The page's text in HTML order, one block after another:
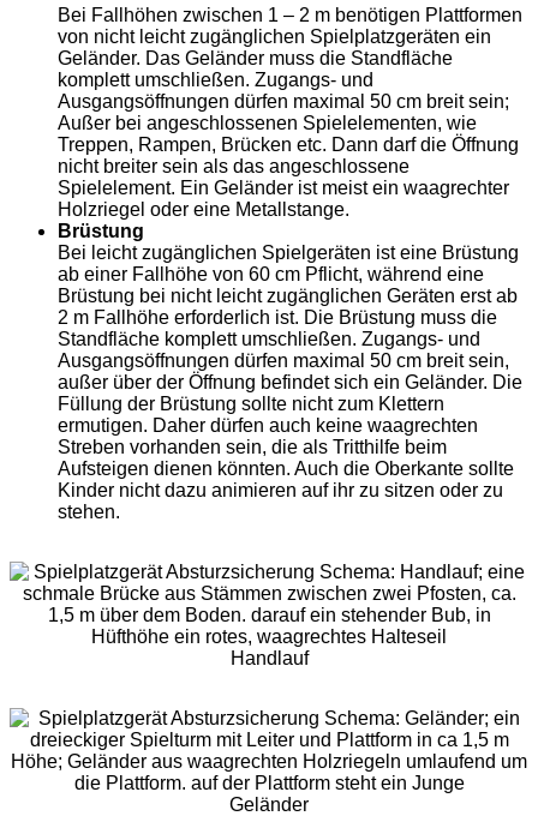
Bei Fallhöhen zwischen 1 – 2 m benötigen Plattformen
von nicht leicht zugänglichen Spielplatzgeräten ein
Geländer. Das Geländer muss die Standfläche
komplett umschließen. Zugangs- und
Ausgangsöffnungen dürfen maximal 50 cm breit sein;
Außer bei angeschlossenen Spielelementen, wie
Treppen, Rampen, Brücken etc. Dann darf die Öffnung
nicht breiter sein als das angeschlossene
Spielelement. Ein Geländer ist meist ein waagrechter
Holzriegel oder eine Metallstange.
Brüstung
Bei leicht zugänglichen Spielgeräten ist eine Brüstung
ab einer Fallhöhe von 60 cm Pflicht, während eine
Brüstung bei nicht leicht zugänglichen Geräten erst ab
2 m Fallhöhe erforderlich ist. Die Brüstung muss die
Standfläche komplett umschließen. Zugangs- und
Ausgangsöffnungen dürfen maximal 50 cm breit sein,
außer über der Öffnung befindet sich ein Geländer. Die
Füllung der Brüstung sollte nicht zum Klettern
ermutigen. Daher dürfen auch keine waagrechten
Streben vorhanden sein, die als Tritthilfe beim
Aufsteigen dienen könnten. Auch die Oberkante sollte
Kinder nicht dazu animieren auf ihr zu sitzen oder zu
stehen.
Handlauf
Geländer